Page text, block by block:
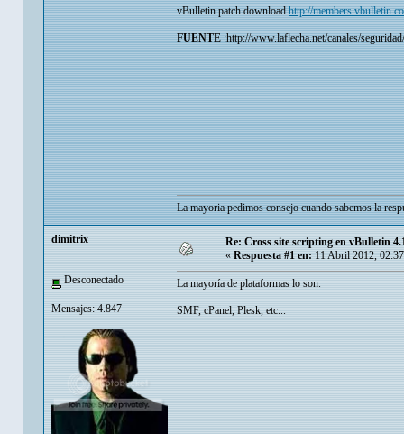
vBulletin patch downloadhttp://
FUENTE:http://www.laflecha.net/canales/
La mayoria pedimos consejo cuando sabemos la
dimitrix
Desconectado
Mensajes: 4.847
Re: Cross site scripting en vBulletin
« Respuesta #1 en: 11 Abril 2012,
La mayoría de plataformas lo son.
SMF, cPanel, Plesk, etc...